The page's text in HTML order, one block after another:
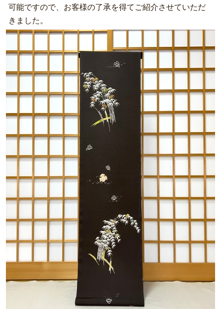
可能ですので、お客様の了承を得てご紹介させていただ
きました。